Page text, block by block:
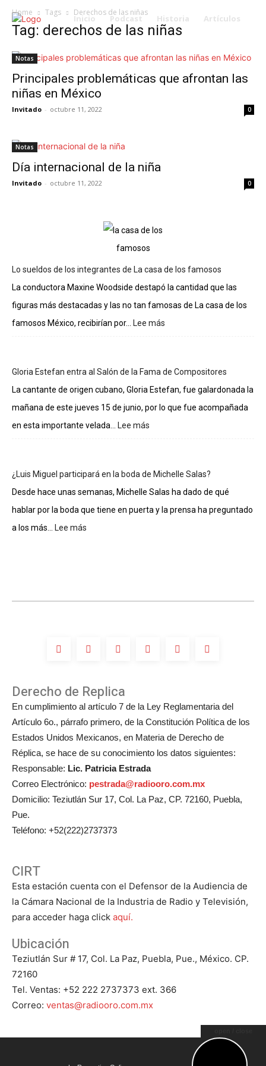
Inicio Podcast Historia Artículos
Home Tags Derechos de las niñas
Tag: derechos de las niñas
Notas
Principales problemáticas que afrontan las
niñas en México
Invitado - octubre 11, 2022 0
Notas
Día internacional de la niña
Invitado - octubre 11, 2022 0
Lo sueldos de los integrantes de La casa de los famosos
La conductora Maxine Woodside destapó la cantidad que las
figuras más destacadas y las no tan famosas de La casa de los
famosos México, recibirían por...
Lee más
los
integrantes
La
Gloria Estefan entra al Salón de la Fama de Compositores
La cantante de origen cubano, Gloria Estefan, fue galardonada la
mañana de este jueves 15 de junio, por lo que fue acompañada
en esta importante velada...
Lee más
al
Salón
la
¿Luis Miguel participará en la boda de Michelle Salas?
Desde hace unas semanas, Michelle Salas ha dado de qué
hablar por la boda que tiene en puerta y la prensa ha preguntado
a los más...
Lee más
boda
Derecho de Replica
En cumplimiento al artículo 7 de la Ley Reglamentaria del
Artículo 6o., párrafo primero, de la Constitución Política de los
Estados Unidos Mexicanos, en Materia de Derecho de
Réplica, se hace de su conocimiento los datos siguientes:
Responsable: Lic. Patricia Estrada
Correo Electrónico: pestrada@radiooro.com.mx
Domicilio: Teziutlán Sur 17, Col. La Paz, CP. 72160, Puebla,
Pue.
Teléfono: +52(222)2737373
CIRT
Esta estación cuenta con el Defensor de la Audiencia de
la Cámara Nacional de la Industria de Radio y Televisión,
para acceder haga click aquí.
Ubicación
Teziutlán Sur # 17, Col. La Paz, Puebla, Pue., México. CP.
72160
Tel. Ventas: +52 222 2737373 ext. 366
Correo: ventas@radiooro.com.mx